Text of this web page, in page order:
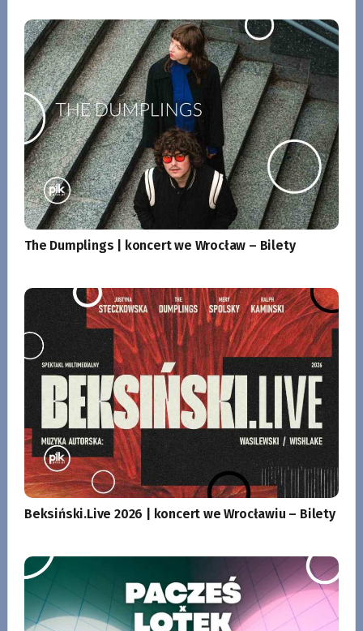
The Dumplings | koncert we Wrocław – Bilety
Beksiński.Live 2026 | koncert we Wrocławiu – Bilety